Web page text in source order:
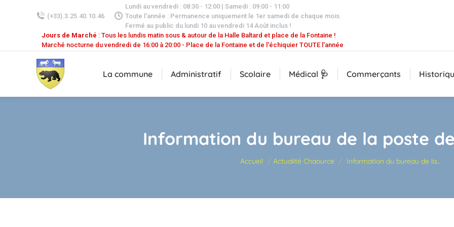
(+33).3.25.40.10.46
Lundi au vendredi : 08:30 - 12:00 | Samedi : 09:00 - 11:00
Toute l'année : Permanence uniquement le 1er samedi de chaque mois.
Fermé au public du lundi 10 au vendredi 14 Août inclus !
Jours de Marché : Tous les lundis matin sous & autour de la Halle Baltard et place de la Fontaine !
Marché nocturne du vendredi de 16:00 à 20:00 - Place de la Fontaine et de l'échiquier TOUTE l'année
La commune Administratif Scolaire Médical 🩺 Commerçants
Information du bureau de la poste
Vous êtes ici :
Accueil Actualité Chaource Information du bureau de la…